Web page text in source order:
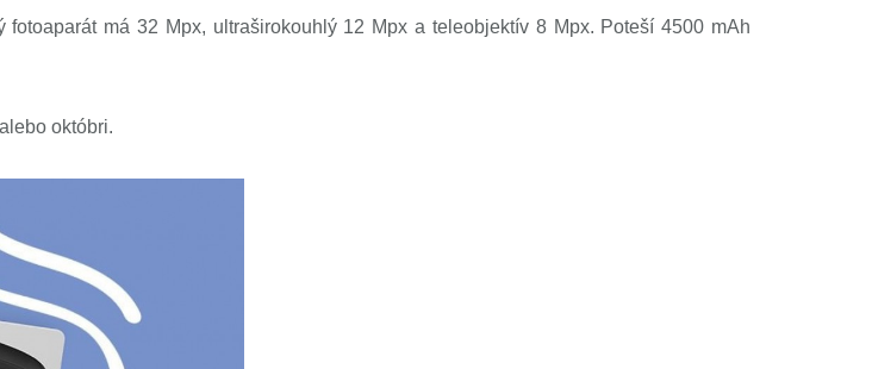
fotoaparát má 32 Mpx, ultraširokouhlý 12 Mpx a teleobjektív 8 Mpx. Poteší 4500 mAh
októbri.